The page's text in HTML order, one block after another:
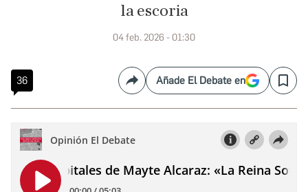
la escoria
04 feb. 2026 - 01:30
36 CompartirAñade El Debate en Save